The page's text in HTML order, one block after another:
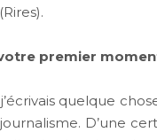
premier
quelque
D’une